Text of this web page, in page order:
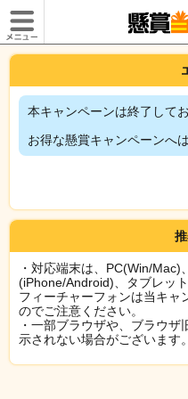
本キャンペーンは終了して
お得な懸賞キャンペーンへは
・対応端末は、PC(Win/Mac)
(iPhone/Android)、タブレッ
フィーチャーフォンは当キャ
のでご注意ください。
・一部ブラウザや、ブラウ
示されない場合がございます。